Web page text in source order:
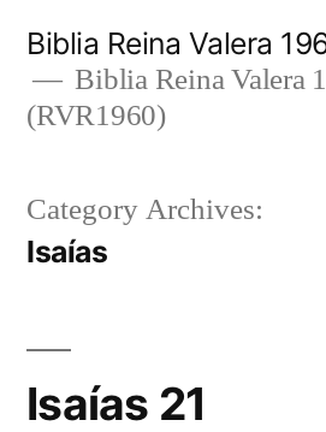
content
Biblia Reina Valera
Biblia Reina Valera
(RVR1960)
Category Archives:
Isaías
Isaías 21